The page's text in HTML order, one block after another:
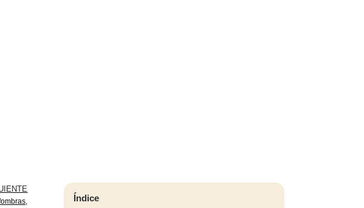
Índice